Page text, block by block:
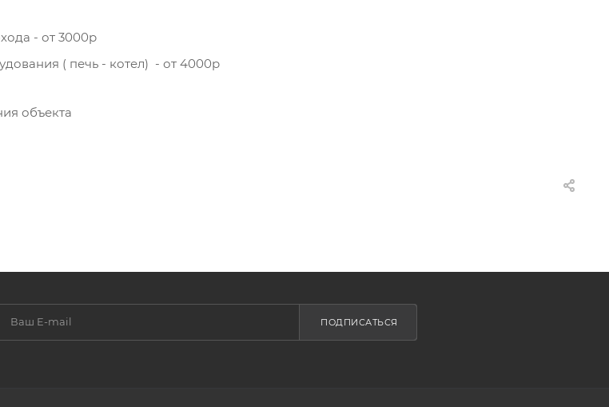
- от 3000р
( печь - котел) - от 4000р
объекта
ПОДПИСАТЬСЯ